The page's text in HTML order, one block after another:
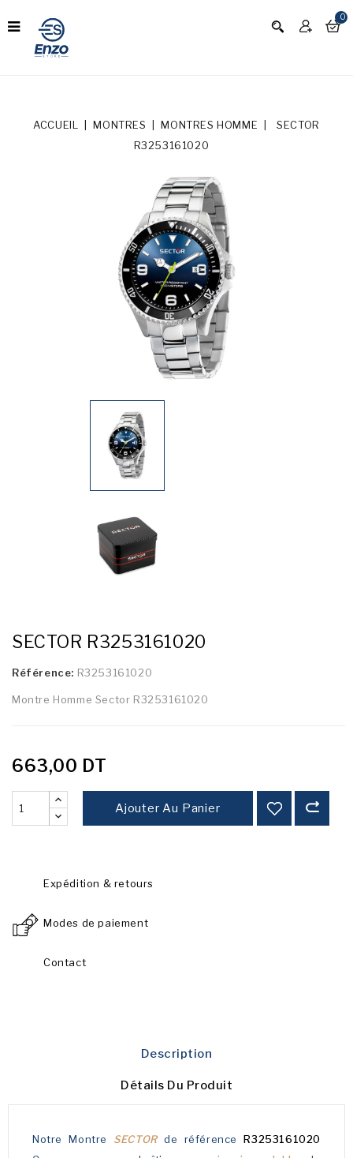
0
ACCUEIL MONTRES MONTRES HOMME
SECTOR
R3253161020
SECTOR R3253161020
Référence: R3253161020
Montre Homme Sector R3253161020
663,00 DT
Ajouter Au Panier
Expédition & retours
Modes de paiement
Contact
Description
Détails Du Produit
Notre Montre SECTORde référenceR3253161020